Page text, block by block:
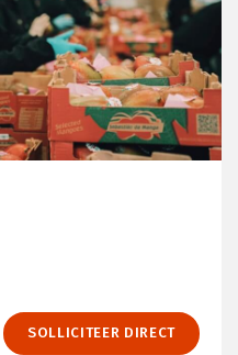
SOLLICITEER DIRECT